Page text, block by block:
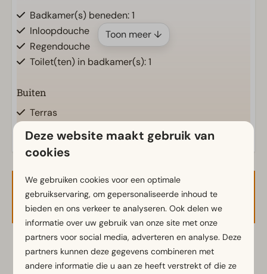
Badkamer(s) beneden: 1
Inloopdouche
Regendouche
Toilet(ten) in badkamer(s): 1
Buiten
Terras
Keuken
Filter koffiezetapparaat
Koelkast met vriesvak
Koelvriescombinatie(s)
Waterkoker
Slaapkamer
Toon meer ↓
Beschikbaarheid en prijs
2 gasten
Deze website maakt gebruik van
cookies
We gebruiken cookies voor een optimale
gebruikservaring, om gepersonaliseerde inhoud te
bieden en ons verkeer te analyseren. Ook delen we
informatie over uw gebruik van onze site met onze
partners voor social media, adverteren en analyse. Deze
partners kunnen deze gegevens combineren met
andere informatie die u aan ze heeft verstrekt of die ze